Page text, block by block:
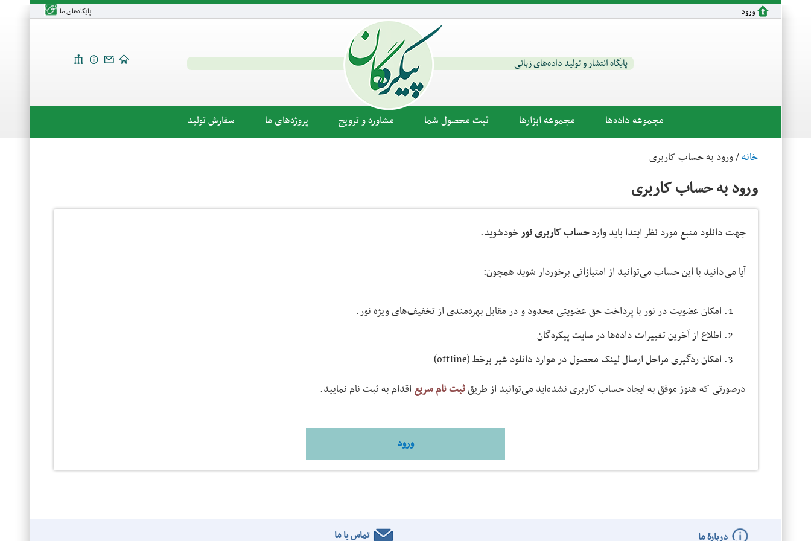
رفتن به محتوای اصلی
ورود پایگاه‌های ما
پایگاه انتشار و تولید داده‌های زبانی
مجموعه داده‌ها مجموعه ابزارها ثبت محصول شما مشاوره و ترویج پروژه‌های ما سفارش تولید
خانه/ ورود به حساب کاربری
ورود به حساب کاربری
جهت دانلود منبع مورد نظر ایتدا باید واردحساب کاربری نورخودشوید.
آیا می‌دانید با این حساب می‌توانید از امتیازاتی برخوردار شوید همچون:
امکان عضویت در نور با پرداخت حق عضویتی محدود و در مقابل بهره‌مندی از تخفیف‌های ویژه نور.
اطلاع از آخرین تغییرات داده‌ها در سایت پیکره‌گان
امکان ردگیری مراحل ارسال لینک محصول در موارد دانلود غیر برخط (offline)
درصورتی که هنوز موفق به ایجاد حساب کاربری نشده‌اید می‌توانید از طریقثبت نام سریع اقدام به ثبت نام نمایید.
ورود
دربارۀ ما تماس با ما